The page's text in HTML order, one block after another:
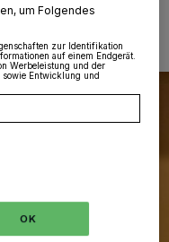
um Folgendes
zur Identifikation
auf einem Endgerät.
Werbeleistung und der
Entwicklung und
OK